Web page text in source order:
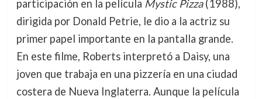
participación en la película Mystic Pizza(1988),
dirigida por Donald Petrie, le dio a la actriz su
primer papel importante en la pantalla grande.
En este filme, Roberts interpretó a Daisy, una
joven que trabaja en una pizzería en una ciudad
costera de Nueva Inglaterra. Aunque la película